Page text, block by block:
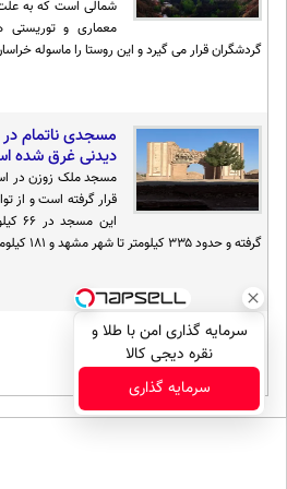
شمالی است که به علت
معماری و توریستی
گردشگران قرار می گیرد و این روستا را ماسوله
مسجدی ناتمام در
دیدنی‌ غرق
مسجد ملک زوزن در
قرار گرفته است و از
این
گرفته و حدود ۳۳۵ کیلومتر تا شهر مشهد و ۱۸۱ کیلومتر تا تربت حیدریه فاصله دارد.
سرمایه گذاری امن با طلا و
نقره دیجی کالا
سرمایه گذاری